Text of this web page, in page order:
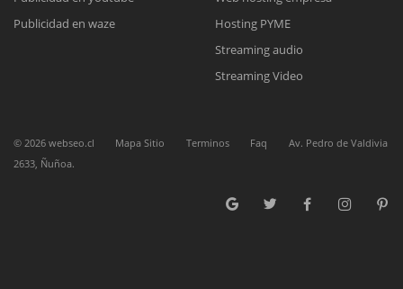
Complete el formulario y nos contactaremos a la brevedad.
para enviarnos un correo electrónico con sus datos personales.
Publicidad en waze
Hosting PYME
Streaming audio
Streaming Video
© 2026 webseo.cl Mapa Sitio Terminos Faq
Av. Pedro de Valdivia
2633, Ñuñoa.